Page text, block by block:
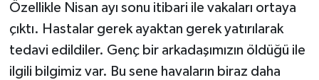
Özellikle Nisan ayı sonu itibari ile vakaları ortaya
çıktı. Hastalar gerek ayaktan gerek yatırılarak
tedavi edildiler. Genç bir arkadaşımızın öldüğü ile
ilgili bilgimiz var. Bu sene havaların biraz daha